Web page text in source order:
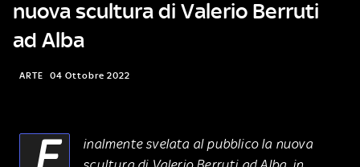
nuova scultura di Valerio Berruti
ad Alba
ARTE 04 Ottobre 2022
inalmente svelata al pubblico la nuova